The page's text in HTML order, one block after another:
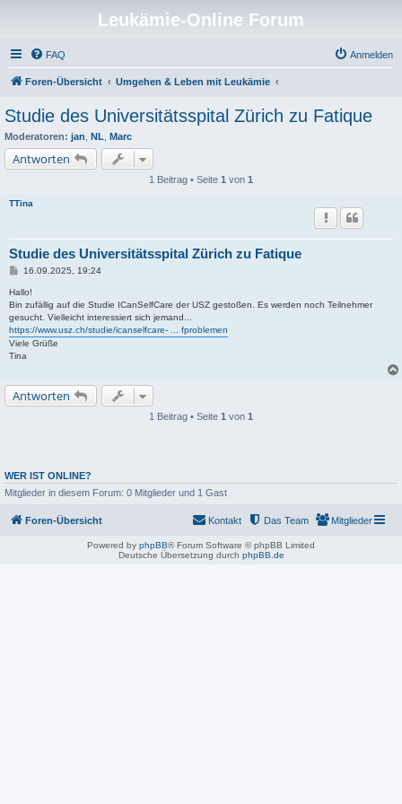
Leukämie-Online Forum
FAQ Anmelden
Foren-Übersicht Umgehen & Leben mit Leukämie
Studie des Universitätsspital Zürich zu Fatique
Moderatoren: jan NL Marc
Antworten
1 Beitrag • Seite 1 von 1
TTina
Studie des Universitätsspital Zürich zu Fatique
B
i
t
a
g
16.09.2025, 19:24
Hallo!
Bin zufällig auf die Studie ICanSelfCare der USZ gestoßen. Es werden noch Teilnehmer
gesucht. Vielleicht interessiert sich jemand...
https://www.usz.ch/studie/icanselfcare- ... fproblemen
Viele Grüße
Tina
Antworten
1 Beitrag • Seite 1 von 1
WER IST ONLINE?
Mitglieder in diesem Forum: 0 Mitglieder und 1 Gast
Foren-Übersicht Mitglieder
Das Team
Kontakt
Powered by phpBB® Forum Software © phpBB Limited
Deutsche Übersetzung durch phpBB.de